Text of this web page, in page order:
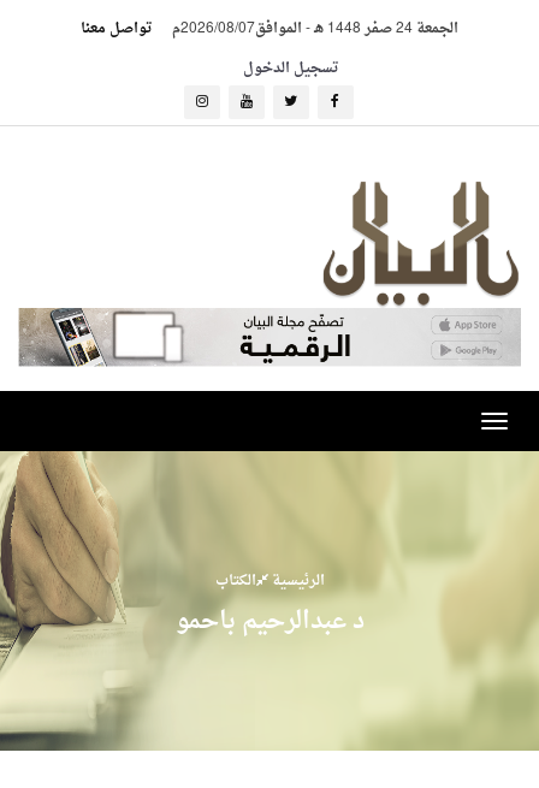
الجمعة 24 صفر 1448 هـ -الموافق2026/08/07م
تواصل معنا
تسجيل الدخول
Toggle
navigation
الرئيسية الكتاب
د عبدالرحيم باحمو